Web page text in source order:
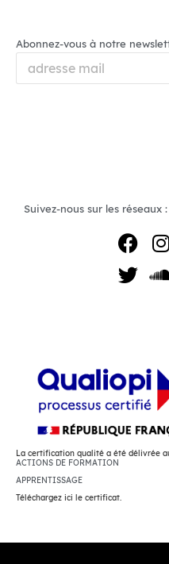
Abonnez-vous à notre
Suivez-nous sur les réseaux :
La certification qualité a été délivrée
ACTIONS DE FORMATION
APPRENTISSAGE
Téléchargez ici le certificat.